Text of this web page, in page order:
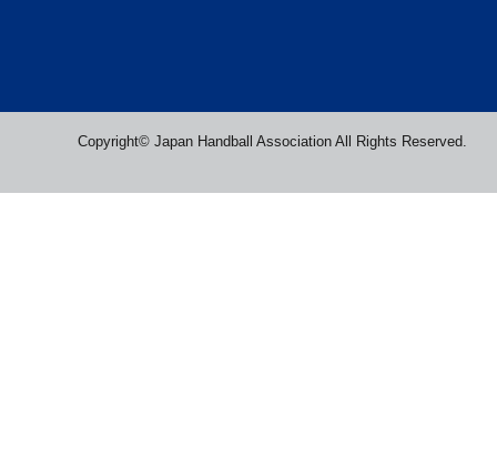
Copyright© Japan Handball Association All Rights Reserved.